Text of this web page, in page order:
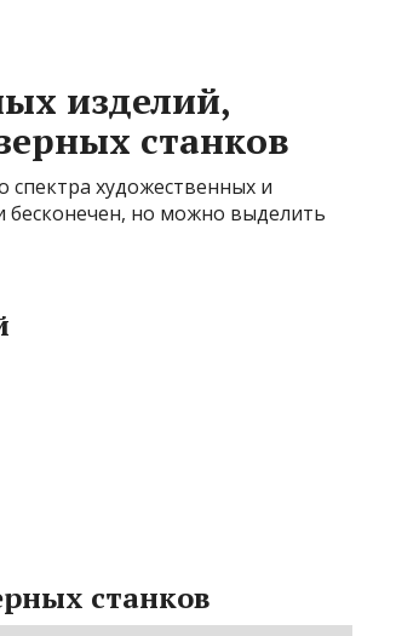
изделий,
станков
спектра художественных и
бесконечен, но можно выделить
станков